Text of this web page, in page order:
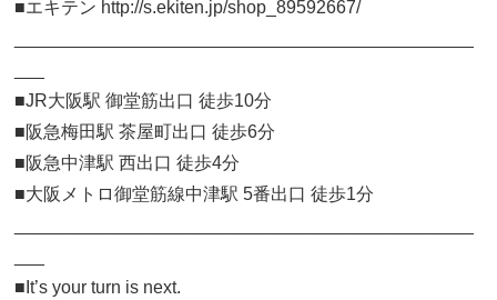
■エキテン http://s.ekiten.jp/shop_89592667/
■JR大阪駅 御堂筋出口 徒歩10分
■阪急梅田駅 茶屋町出口 徒歩6分
■阪急中津駅 西出口 徒歩4分
■大阪メトロ御堂筋線中津駅 5番出口 徒歩1分
■It’s your turn is next.